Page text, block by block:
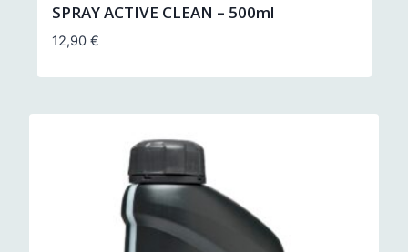
SPRAY ACTIVE CLEAN – 500ml
12,90 €